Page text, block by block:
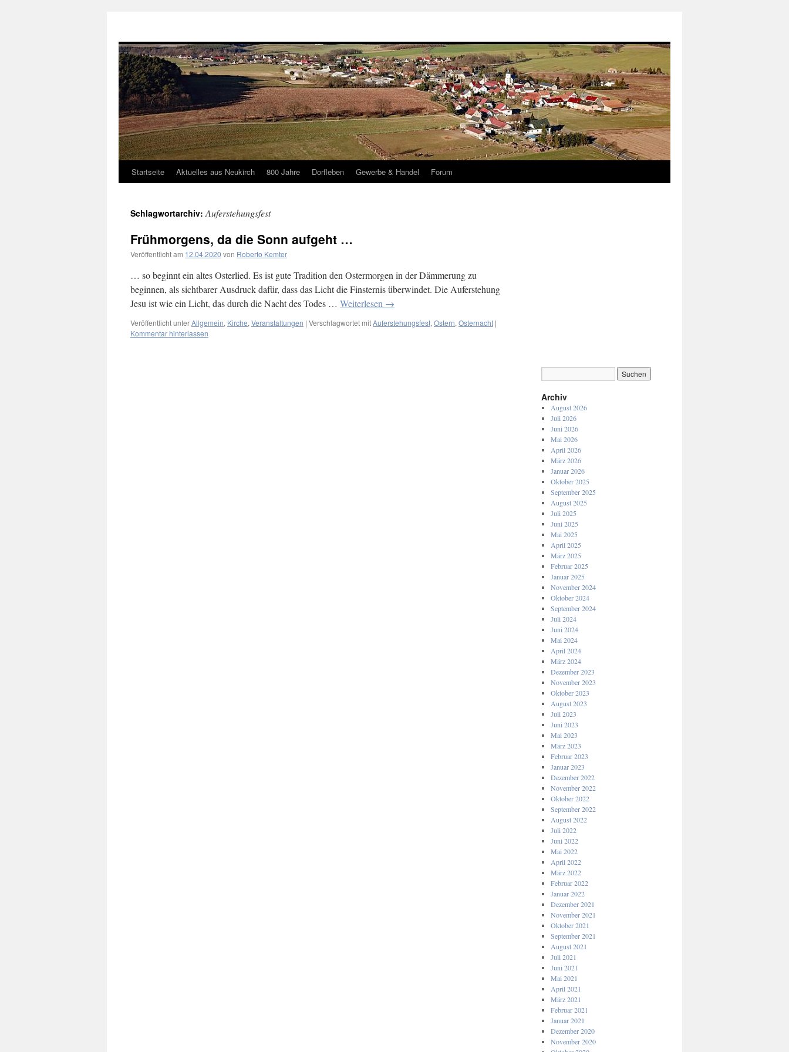
Zum
springen
Startseite Aktuelles aus Neukirch 800 Jahre Dorfleben Gewerbe & Handel Forum
Schlagwortarchiv:Auferstehungsfest
Frühmorgens, da die Sonn aufgeht …
Veröffentlicht am 12.04.2020 von Roberto Kemter
… so beginnt ein altes Osterlied. Es ist gute Tradition den Ostermorgen in der Dämmerung zu
beginnen, als sichtbarer Ausdruck dafür, dass das Licht die Finsternis überwindet. Die Auferstehung
Jesu ist wie ein Licht, das durch die Nacht des Todes … Weiterlesen →
Veröffentlicht unterAllgemein, Kirche, Veranstaltungen | Verschlagwortet mitAuferstehungsfest, Ostern, Osternacht |
Kommentar hinterlassen
Archiv
August 2026
Juli 2026
Juni 2026
Mai 2026
April 2026
März 2026
Januar 2026
Oktober 2025
September 2025
August 2025
Juli 2025
Juni 2025
Mai 2025
April 2025
März 2025
Februar 2025
Januar 2025
November 2024
Oktober 2024
September 2024
Juli 2024
Juni 2024
Mai 2024
April 2024
März 2024
Dezember 2023
November 2023
Oktober 2023
August 2023
Juli 2023
Juni 2023
Mai 2023
März 2023
Februar 2023
Januar 2023
Dezember 2022
November 2022
Oktober 2022
September 2022
August 2022
Juli 2022
Juni 2022
Mai 2022
April 2022
März 2022
Februar 2022
Januar 2022
Dezember 2021
November 2021
Oktober 2021
September 2021
August 2021
Juli 2021
Juni 2021
Mai 2021
April 2021
März 2021
Februar 2021
Januar 2021
Dezember 2020
November 2020